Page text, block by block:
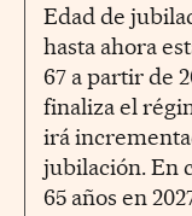
Edad de
hasta ahora
67 a partir de
finaliza el
irá
jubilación. En
65 años en